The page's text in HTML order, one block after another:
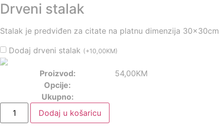
Drveni stalak
Stalak je predviđen za citate na platnu dimenzija 30x30cm
Dodaj drveni stalak (+10,00KM)
Proizvod: 54,00KM
Opcije:
Ukupno:
Dodaj u košaricu